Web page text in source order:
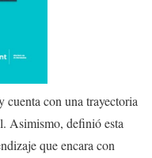
con una trayectoria
Asimismo, definió esta
que encara con